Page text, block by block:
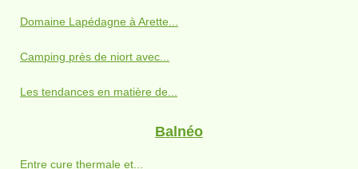
Domaine Lapédagne à Arette...
Camping près de niort avec...
Les tendances en matière de...
Balnéo
Entre cure thermale et...